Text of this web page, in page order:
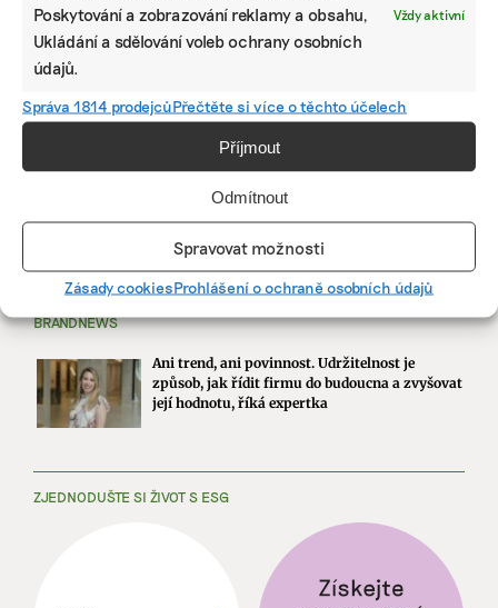
Poskytování a zobrazování reklamy a obsahu,
Ukládání a sdělování voleb ochrany osobních
údajů.
Vždy aktivní
Správa 1814 prodejcůPřečtěte si více o těchto účelech
Příjmout
Odmítnout
Spravovat možnosti
Zásady cookiesProhlášení o ochraně osobních údajů
Udržitelnost, umění i komunitní sdílení.
Festival Týká se to také tebe v Uherském
Hradišti startuje tento týden
BRANDNEWS
Ani trend, ani povinnost. Udržitelnost je
způsob, jak řídit firmu do budoucna a zvyšovat
její hodnotu, říká expertka
ZJEDNODUŠTE SI ŽIVOT S ESG